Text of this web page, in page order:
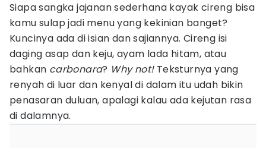
Siapa sangka jajanan sederhana kayak cireng bisa
kamu sulap jadi menu yang kekinian banget?
Kuncinya ada di isian dan sajiannya. Cireng isi
daging asap dan keju, ayam lada hitam, atau
bahkan carbonara? Why not!Teksturnya yang
renyah di luar dan kenyal di dalam itu udah bikin
penasaran duluan, apalagi kalau ada kejutan rasa
di dalamnya.